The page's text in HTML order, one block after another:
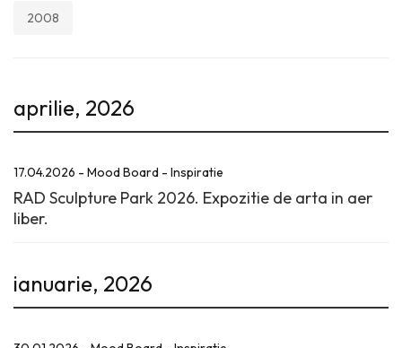
2008
aprilie, 2026
17.04.2026 - Mood Board - Inspiratie
RAD Sculpture Park 2026. Expozitie de arta in aer
liber.
ianuarie, 2026